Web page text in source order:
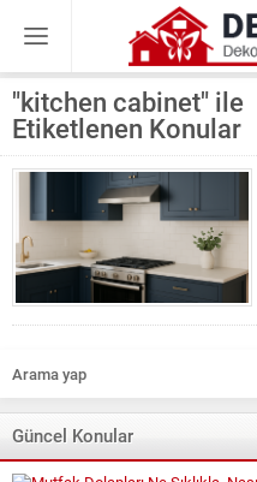
"kitchen cabinet" ile
Etiketlenen Konular
Güncel Konular